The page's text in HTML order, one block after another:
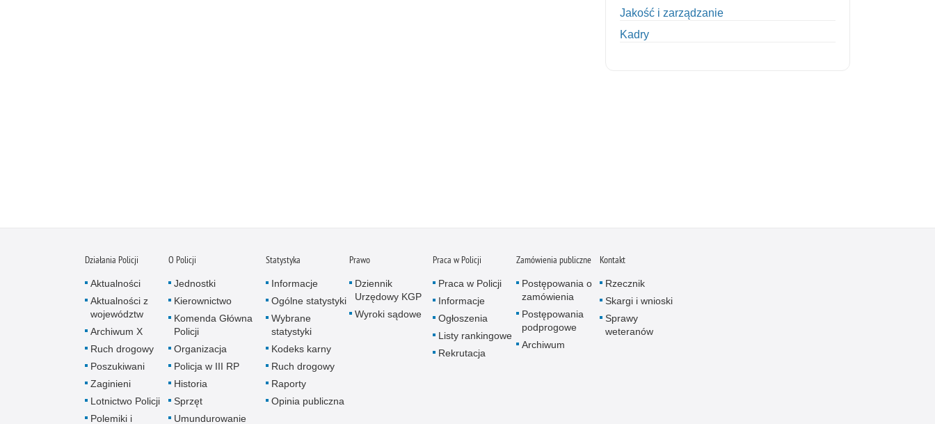
Jakość i zarządzanie
Kadry
Nietrzeźwi kierujący
Nietrzeźwi opiekunowie
Działania Policji
Aktualności
Aktualności z
województw
Archiwum X
Ruch drogowy
Poszukiwani
Zaginieni
Lotnictwo Policji
Polemiki i
O Policji
Jednostki
Kierownictwo
Komenda Główna
Policji
Organizacja
Policja w III RP
Historia
Sprzęt
Umundurowanie
Statystyka
Informacje
Ogólne statystyki
Wybrane
statystyki
Kodeks karny
Ruch drogowy
Raporty
Opinia publiczna
Prawo
Dziennik
Urzędowy KGP
Wyroki sądowe
Praca w Policji
Praca w Policji
Informacje
Ogłoszenia
Listy rankingowe
Rekrutacja
Zamówienia publiczne
Postępowania o
zamówienia
Postępowania
podprogowe
Archiwum
Kontakt
Rzecznik
Skargi i wnioski
Sprawy
weteranów